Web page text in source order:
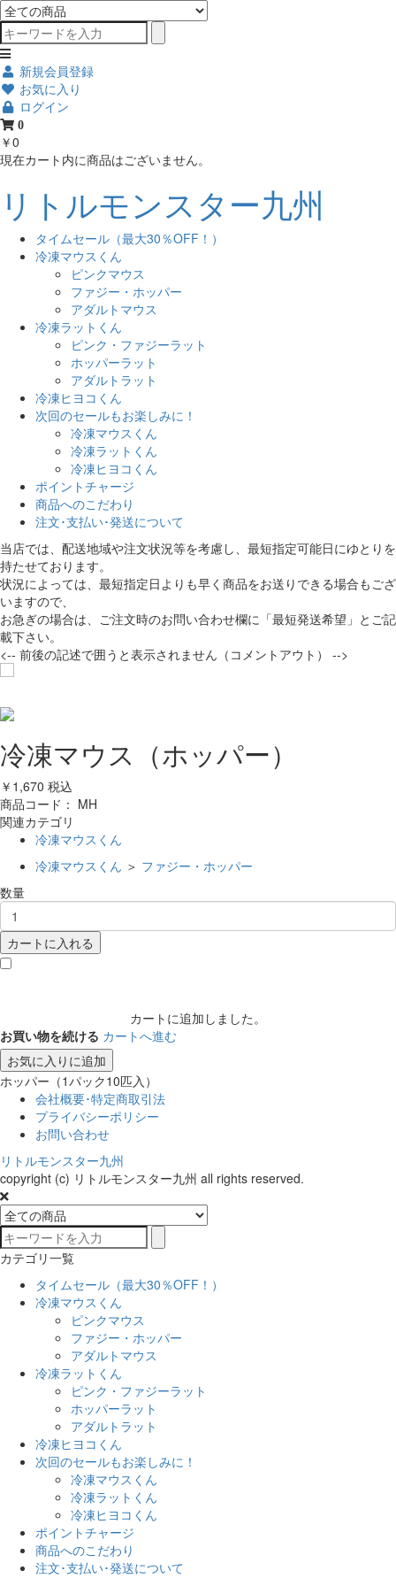
新規会員登録
お気に入り
ログイン
0
￥0
現在カート内に商品はございません。
リトルモンスター九州
タイムセール（最大30％OFF！）
冷凍マウスくん
ピンクマウス
ファジー・ホッパー
アダルトマウス
冷凍ラットくん
ピンク・ファジーラット
ホッパーラット
アダルトラット
冷凍ヒヨコくん
次回のセールもお楽しみに！
冷凍マウスくん
冷凍ラットくん
冷凍ヒヨコくん
ポイントチャージ
商品へのこだわり
注文･支払い･発送について
当店では、配送地域や注文状況等を考慮し、最短指定可能日にゆとりを
持たせております。
状況によっては、最短指定日よりも早く商品をお送りできる場合もござ
いますので、
お急ぎの場合は、ご注文時のお問い合わせ欄に「最短発送希望」とご記
載下さい。️
<-- 前後の記述で囲うと表示されません（コメントアウト） -->
冷凍マウス（ホッパー）
￥1,670 税込
商品コード： MH
関連カテゴリ
冷凍マウスくん
冷凍マウスくん ＞ ファジー・ホッパー
数量
カートに入れる
カートに追加しました。
お買い物を続ける カートへ進む
お気に入りに追加
ホッパー（1パック10匹入）
会社概要･特定商取引法
プライバシーポリシー
お問い合わせ
リトルモンスター九州
copyright (c) リトルモンスター九州 all rights reserved.
カテゴリ一覧
タイムセール（最大30％OFF！）
冷凍マウスくん
ピンクマウス
ファジー・ホッパー
アダルトマウス
冷凍ラットくん
ピンク・ファジーラット
ホッパーラット
アダルトラット
冷凍ヒヨコくん
次回のセールもお楽しみに！
冷凍マウスくん
冷凍ラットくん
冷凍ヒヨコくん
ポイントチャージ
商品へのこだわり
注文･支払い･発送について